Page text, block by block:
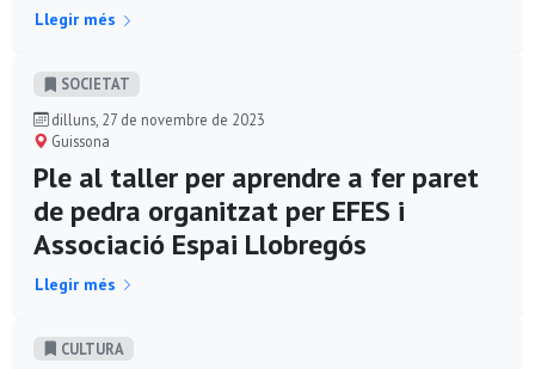
Llegir més
SOCIETAT
dilluns, 27 de novembre de 2023
Guissona
Ple al taller per aprendre a fer paret
de pedra organitzat per EFES i
Associació Espai Llobregós
Llegir més
CULTURA